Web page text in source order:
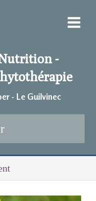
-
- Le Guilvinec